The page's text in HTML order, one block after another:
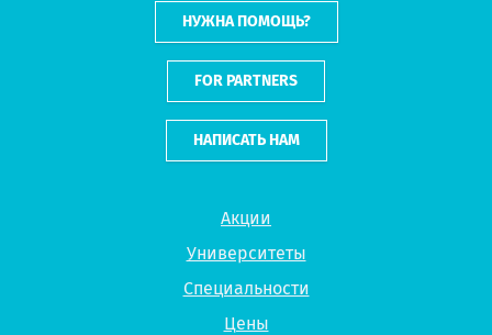
Акции
Университеты
Специальности
Цены
НУЖНА ПОМОЩЬ?
FOR PARTNERS
НАПИСАТЬ НАМ